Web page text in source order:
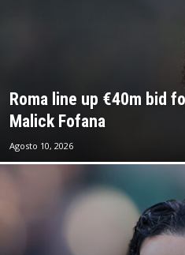
Roma line up €40m bid
Malick Fofana
Agosto 10, 2026